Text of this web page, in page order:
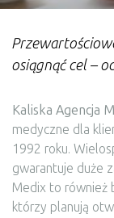
osiągnąć cel –
Kaliska Agencja
medyczne dla
1992 roku.
gwarantuje duże
Medix to również
którzy planują